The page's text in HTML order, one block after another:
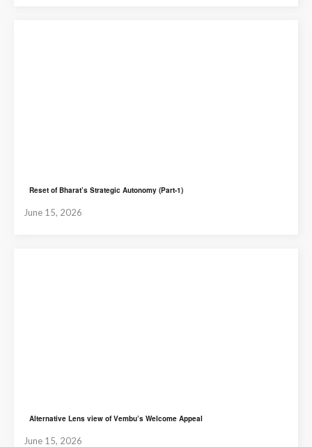
Reset of Bharat’s Strategic Autonomy (Part-1)
June 15, 2026
Alternative Lens view of Vembu’s Welcome Appeal
June 15, 2026